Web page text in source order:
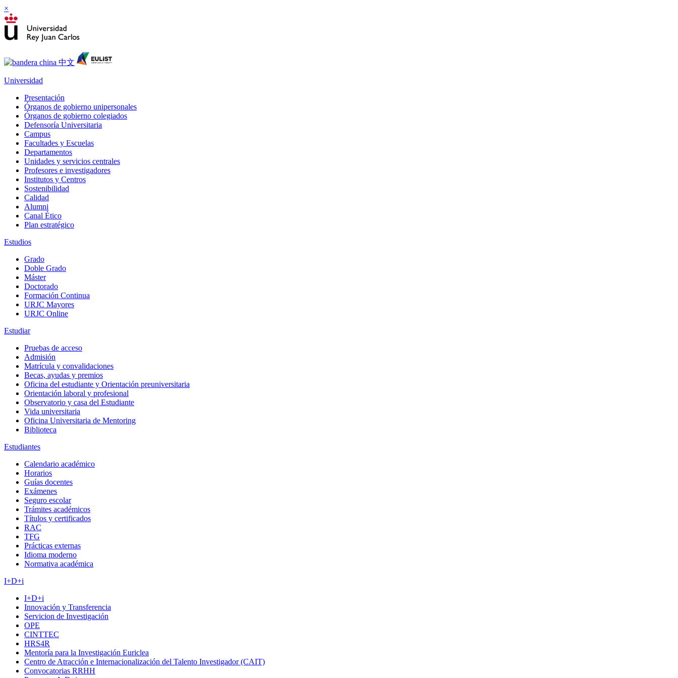
×
Universidad
Presentación
Órganos de gobierno unipersonales
Órganos de gobierno colegiados
Defensoría Universitaria
Campus
Facultades y Escuelas
Departamentos
Unidades y servicios centrales
Profesores e investigadores
Institutos y Centros
Sostenibilidad
Calidad
Alumni
Canal Ético
Plan estratégico
Estudios
Grado
Doble Grado
Máster
Doctorado
Formación Continua
URJC Mayores
URJC Online
Estudiar
Pruebas de acceso
Admisión
Matrícula y convalidaciones
Becas, ayudas y premios
Oficina del estudiante y Orientación preuniversitaria
Orientación laboral y profesional
Observatorio y casa del Estudiante
Vida universitaria
Oficina Universitaria de Mentoring
Biblioteca
Estudiantes
Calendario académico
Horarios
Guías docentes
Exámenes
Seguro escolar
Trámites académicos
Títulos y certificados
RAC
TFG
Prácticas externas
Idioma moderno
Normativa académica
I+D+i
I+D+i
Innovación y Transferencia
Servicion de Investigación
OPE
CINTTEC
HRS4R
Mentoría para la Investigación Euriclea
Centro de Atracción e Internacionalización del Talento Investigador (CAIT)
Convocatorias RRHH